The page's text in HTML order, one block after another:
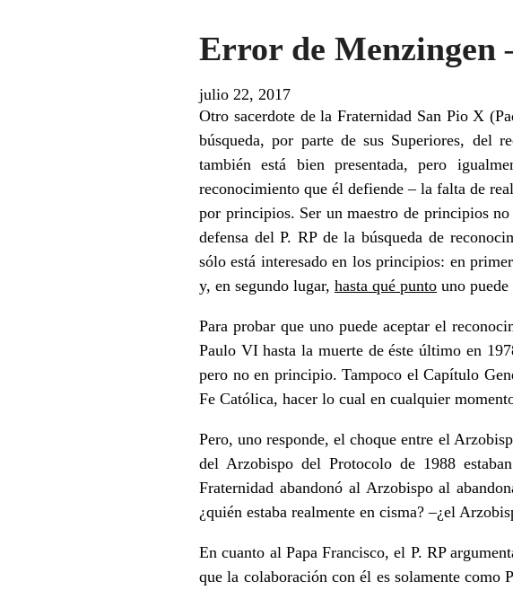
Error de Menzingen
julio 22, 2017
Otro sacerdote de la Fraternidad San Pio X
búsqueda, por parte de sus Superiores, del
también está bien presentada, pero
reconocimiento que él defiende – la falta de
por principios. Ser un maestro de principios
defensa del P. RP de la búsqueda de
sólo está interesado en los principios: en
y, en segundo lugar, hasta qué punto uno
Para probar que uno puede aceptar el
Paulo VI hasta la muerte de éste último en
pero no en principio. Tampoco el Capítulo
Fe Católica, hacer lo cual en cualquier
Pero, uno responde, el choque entre el
del Arzobispo del Protocolo de 1988
Fraternidad abandonó al Arzobispo al
¿quién estaba realmente en cisma? –¿el
En cuanto al Papa Francisco, el P. RP
que la colaboración con él es solamente como